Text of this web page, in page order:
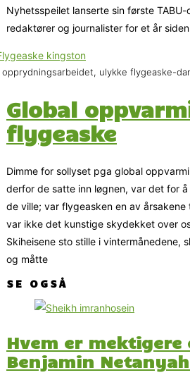
Nyhetsspeilet lanserte sin første
redaktører og journalister for et år
opprydningsarbeidet, ulykke flygeaske-
Global
flygeaske
Dimme for sollyset pga global
derfor de satte inn løgnen, var det for
de ville; var flygeasken en av
var ikke det kunstige skydekket over
Skiheisene sto stille i vintermånedene,
og måtte
SE OGSÅ
Hvem er mektigere
Benjamin